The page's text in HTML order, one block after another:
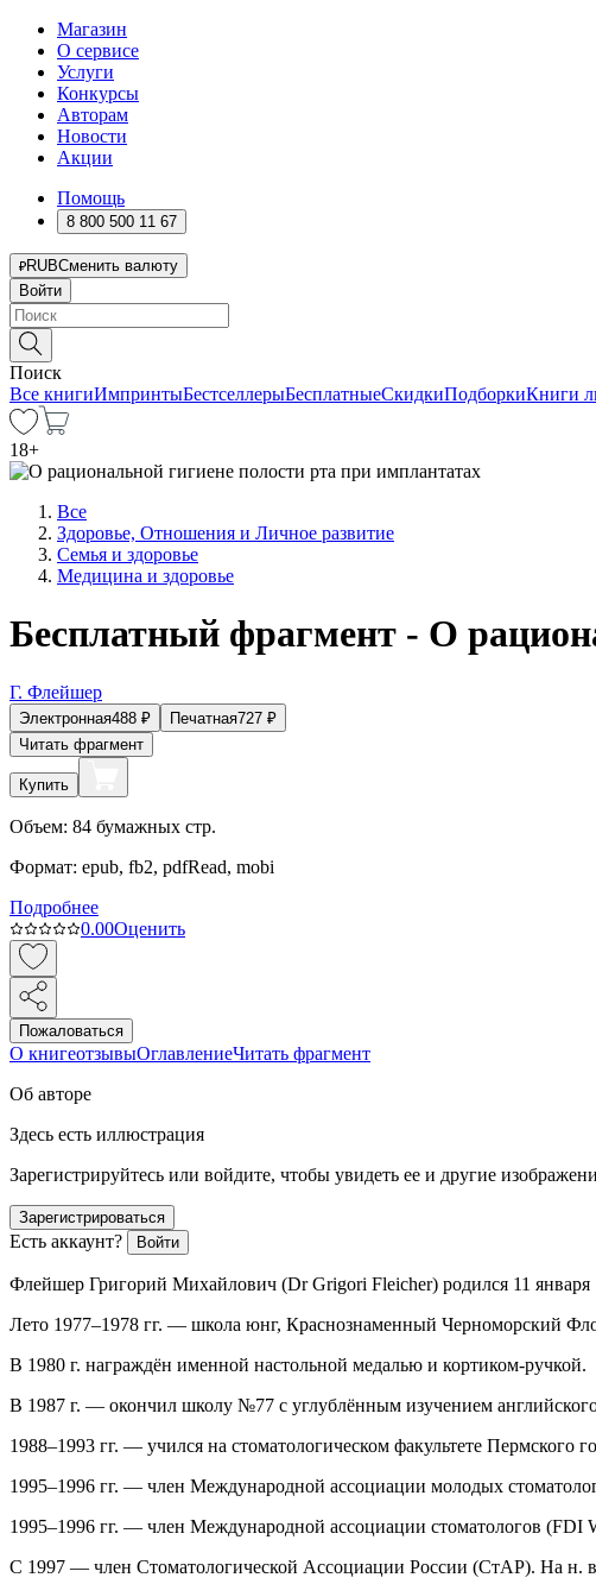
Магазин
О сервисе
Услуги
Конкурсы
Авторам
Новости
Акции
Помощь
8 800 500 11 67
RUBСменить валюту
Войти
Поиск
Все книгиИмпринтыБестселлерыБесплатныеСкидкиПодборкиКниги
18+
Все
Здоровье, Отношения и Личное развитие
Семья и здоровье
Медицина и здоровье
Бесплатный фрагмент - О
Г. Флейшер
Электронная488 ₽ Печатная727 ₽
Читать фрагмент
Купить
Объем: 84 бумажных стр.
Формат: epub, fb2, pdfRead, mobi
Подробнее
0.00Оценить
Пожаловаться
О книгеотзывыОглавлениеЧитать фрагмент
Об авторе
Здесь есть иллюстрация
Зарегистрируйтесь или войдите, чтобы увидеть ее и другие
Зарегистрироваться
Есть аккаунт? Войти
Флейшер Григорий Михайлович (Dr Grigori Fleicher) родился 11 января
Лето 1977–1978 гг. — школа юнг, Краснознаменный Черноморский
В 1980 г. награждён именной настольной медалью и кортиком-ручкой.
В 1987 г. — окончил школу №77 с углублённым изучением
1988–1993 гг. — учился на стоматологическом факультете Пермского
1995–1996 гг. — член Международной ассоциации молодых
1995–1996 гг. — член Международной ассоциации стоматологов (FDI
С 1997 — член Стоматологической Ассоциации России (СтАР). На н.